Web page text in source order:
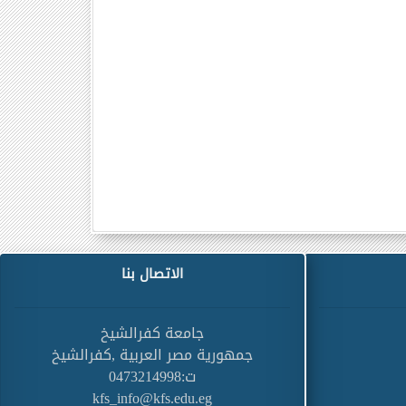
الاتصال بنا
جامعة كفرالشيخ
جمهورية مصر العربية ,كفرالشيخ
ت:0473214998
kfs_info@kfs.edu.eg